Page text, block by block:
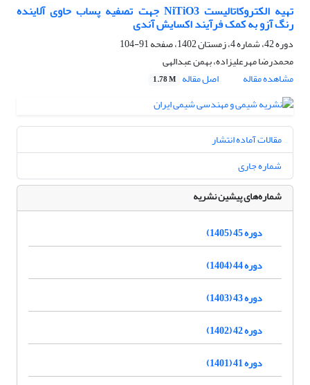
تهیه الکتروکاتالیست NiTiO3 جهت تصفیه پساب حاوی آلاینده
رنگ آزو به کمک فرآیند اکسایش آندی
دوره 42، شماره 4، زمستان 1402، صفحه
91-104
محمدرضا مهرعلیزاده، بهمن عبدالهی
مشاهده مقاله
اصل مقاله 1.78 M
مقالات آماده انتشار
شماره جاری
شماره‌های پیشین نشریه
دوره 45 (1405)
دوره 44 (1404)
دوره 43 (1403)
دوره 42 (1402)
دوره 41 (1401)